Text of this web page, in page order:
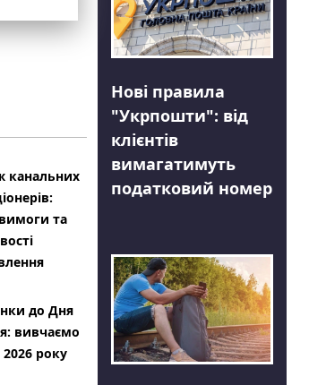
канальних
та
до Дня
вивчаємо
року
Нові правила
"Укрпошти": від
клієнтів
вимагатимуть
податковий номер